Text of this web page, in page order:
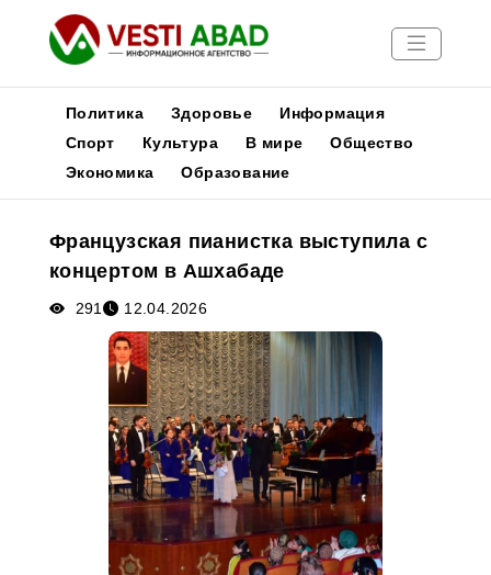
Новости
Медиа
Афиша
Политика Здоровье
Информация
Спорт
Культура В мире
Общество
Экономика
Образование
Французская пианистка выступила с
концертом в Ашхабаде
291 12.04.2026